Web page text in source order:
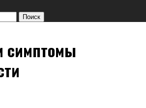
симптомы